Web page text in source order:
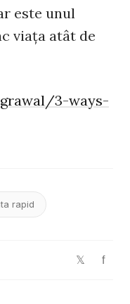
este unul
viaţa atât de
3-ways-
rapid
𝕏 f